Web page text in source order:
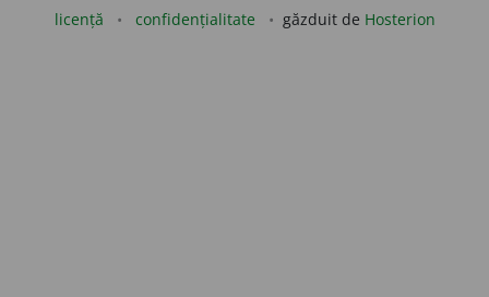
licență confidențialitate găzduit de Hosterion